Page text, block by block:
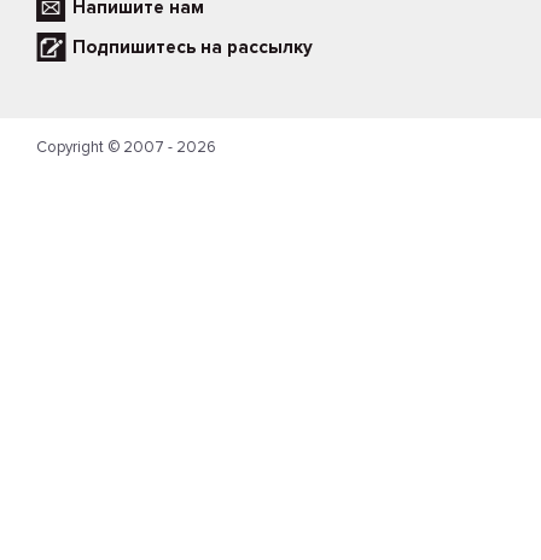
Напишите нам
Подпишитесь на рассылку
Copyright © 2007 - 2026